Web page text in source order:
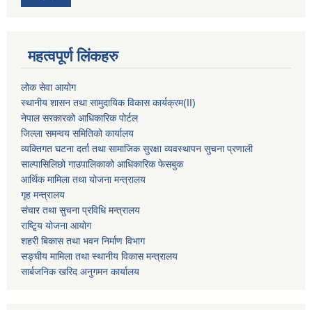
महत्वपूर्ण लिंकहरु
लोक सेवा आयोग
स्थानीय शासन तथा सामुदायिक विकास कार्यक्रम(II)
नेपाल सरकारको आधिकारिक पोर्टल
जिल्ला समन्वय समितिको कार्यालय
व्यक्तिगत घटना दर्ता तथा सामाजिक सुरक्षा व्यवस्थापन सुचना प्रणाली
साल्पासिलिछो गाउपालिकाको आधिकारिक फेसबुक
आर्थिक मामिला तथा योजना मन्त्रालय
गृह मन्त्रालय
संचार तथा सुचना प्रविधि मन्त्रालय
राष्टि्ृय योजना आयोग
शहरी बिकास तथा भवन निर्माण विभाग
सङ्घीय मामिला तथा स्थानीय विकास मन्त्रालय
सार्बजनिक खरिद अनुगमन कार्यालय